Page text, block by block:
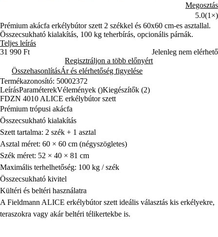
Megosztás
5.0(1×)
Prémium akácfa erkélybútor szett 2 székkel és 60x60 cm-es asztallal.
Összecsukható kialakítás, 100 kg teherbírás, opcionális párnák.
Teljes leírás
31 990 Ft
Jelenleg nem elérhető
Regisztráljon a több előnyért
ÖsszehasonlításÁr és elérhetőség figyelése
Termékazonosító: 50002372
LeírásParaméterekVélemények ()Kiegészítők (2)
FDZN 4010 ALICE erkélybútor szett
Prémium trópusi akácfa
Összecsukható kialakítás
Szett tartalma: 2 szék + 1 asztal
Asztal méret: 60 × 60 cm (négyszögletes)
Szék méret: 52 × 40 × 81 cm
Maximális terhelhetőség: 100 kg / szék
Összecsukható kivitel
Kültéri és beltéri használatra
A Fieldmann ALICE erkélybútor szett ideális választás kis erkélyekre,
teraszokra vagy akár beltéri télikertekbe is.